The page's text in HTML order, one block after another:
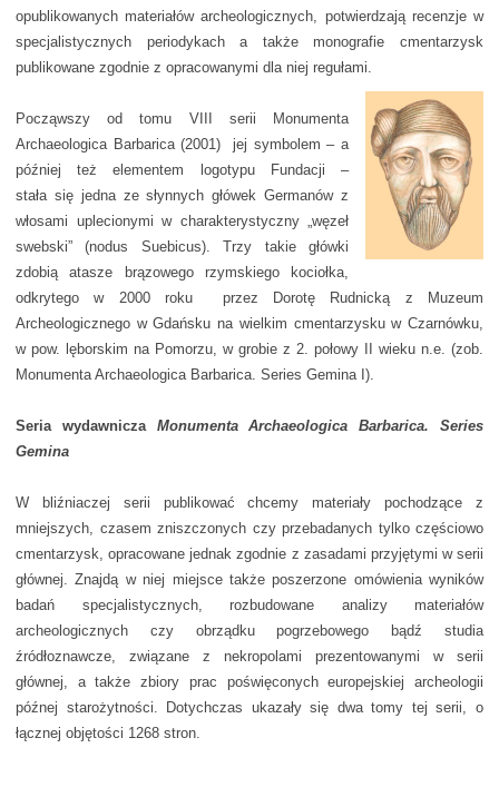
opublikowanych materiałów archeologicznych, potwierdzają re­cenzje w
specjalistycznych periodykach a także monografie cmentarzysk
publikowane zgodnie z opracowanymi dla niej regułami.
Począwszy od tomu VIII serii Monumenta
Archaeologica Barbarica (2001) jej symbolem – a
później też elementem logotypu Fundacji –
stała się jedna ze słynnych główek Germanów z
włosami uplecionymi w charakterystyczny „węzeł
swebski” (nodus Suebicus). Trzy takie główki
zdobią atasze brązowego rzymskiego kociołka,
odkrytego w 2000 roku przez Dorotę Rudnicką z Muzeum
Archeologicznego w Gdańsku na wielkim cmentarzysku w Czarnówku,
w pow. lęborskim na Pomorzu, w grobie z 2. połowy II wieku n.e. (zob.
Monumenta Archaeologica Barbarica. Series Gemina I).
Seria wydawnicza Monumenta Archaeologica Barbarica. Series
Gemina
W bliźniaczej serii publikować chcemy materiały pochodzące z
mniejszych, czasem zniszczonych czy przebadanych tylko częściowo
cmentarzysk, opracowane jednak zgodnie z zasadami przyjętymi w serii
głównej. Znajdą w niej miejsce także poszerzone omówienia wyników
badań specjalistycznych, rozbudowane analizy materiałów
archeologicznych czy obrządku pogrzebowego bądź studia
źródłoznawcze, związane z nekropolami prezentowanymi w serii
głównej, a także zbiory prac poświęconych europejskiej archeologii
późnej starożytności. Dotychczas ukazały się dwa tomy tej serii, o
łącznej objętości 1268 stron.